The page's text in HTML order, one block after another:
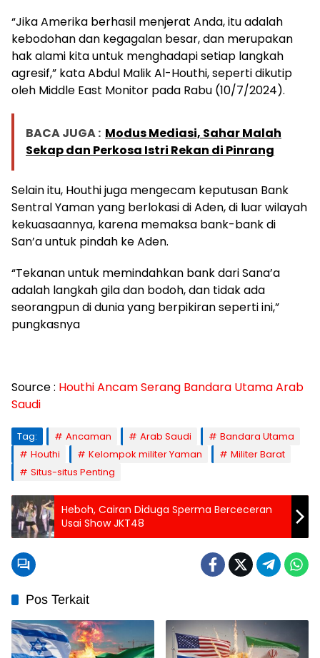
“Jika Amerika berhasil menjerat Anda, itu adalah
kebodohan dan kegagalan besar, dan merupakan
hak alami kita untuk menghadapi setiap langkah
agresif,” kata Abdul Malik Al-Houthi, seperti dikutip
oleh Middle East Monitor pada Rabu (10/7/2024).
BACA JUGA : Modus Mediasi, Sahar Malah
Sekap dan Perkosa Istri Rekan di Pinrang
Selain itu, Houthi juga mengecam keputusan Bank
Sentral Yaman yang berlokasi di Aden, di luar wilayah
kekuasaannya, karena memaksa bank-bank di
San’a untuk pindah ke Aden.
“Tekanan untuk memindahkan bank dari Sana’a
adalah langkah gila dan bodoh, dan tidak ada
seorangpun di dunia yang berpikiran seperti ini,”
pungkasnya
Source : Houthi Ancam Serang Bandara Utama Arab
Saudi
Tag: Ancaman Arab Saudi
Bandara Utama
Houthi
Kelompok militer Yaman
Militer Barat
Situs-situs Penting
Heboh, Cairan Diduga Sperma Berceceran
Usai Show JKT48
Pos Terkait